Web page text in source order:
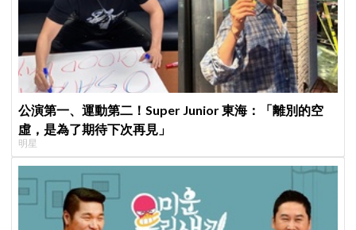
公演第一、運動第二！Super Junior 東海：「離別的空
虛，是為了期待下次再見」
明星